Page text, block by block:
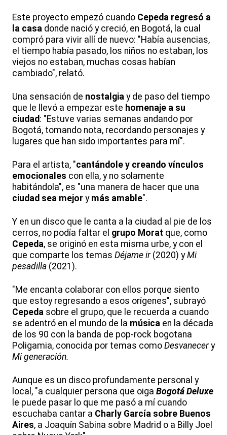
Este proyecto empezó cuando Cepeda regresó a
la casa donde nació y creció, en Bogotá, la cual
compró para vivir allí de nuevo: "Había ausencias,
el tiempo había pasado, los niños no estaban, los
viejos no estaban, muchas cosas habían
cambiado", relató.
Una sensación de nostalgia y de paso del tiempo
que le llevó a empezar este homenaje a su
ciudad: "Estuve varias semanas andando por
Bogotá, tomando nota, recordando personajes y
lugares que han sido importantes para mí".
Para el artista, "cantándole y creando vínculos
emocionales con ella, y no solamente
habitándola", es "una manera de hacer que una
ciudad sea mejor y más amable".
Y en un disco que le canta a la ciudad al pie de los
cerros, no podía faltar el grupo Morat que, como
Cepeda, se originó en esta misma urbe, y con el
que comparte los temas Déjame ir(2020) yMi
pesadilla (2021).
"Me encanta colaborar con ellos porque siento
que estoy regresando a esos orígenes", subrayó
Cepeda sobre el grupo, que le recuerda a cuando
se adentró en el mundo de la música en la década
de los 90 con la banda de pop-rock bogotana
Poligamia, conocida por temas como Desvanecery
Mi generación.
Aunque es un disco profundamente personal y
local, "a cualquier persona que oiga Bogotá Deluxe
le puede pasar lo que me pasó a mí cuando
escuchaba cantar a Charly García sobre Buenos
Aires, a Joaquín Sabina sobre Madrid o a Billy Joel